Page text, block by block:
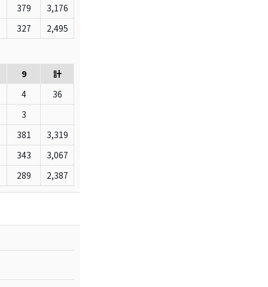
379 3,176
327 2,495
9 計
4 36
3
381 3,319
343 3,067
289 2,387